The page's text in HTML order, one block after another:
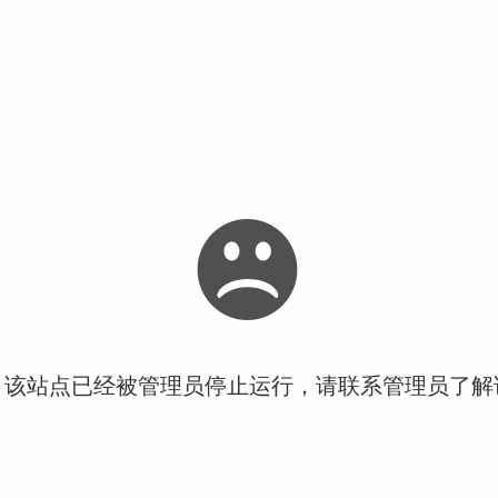
站点已经被管理员停止运行，请联系管理员了